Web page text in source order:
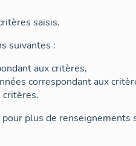
saisis.
suivantes :
aux critères,
correspondant aux
critères.
pour plus de renseignements